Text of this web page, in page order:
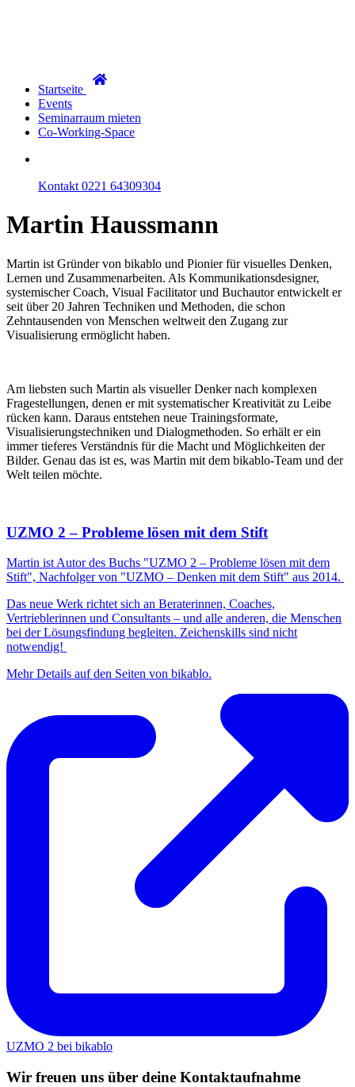
Startseite
Events
Seminarraum mieten
Co-Working-Space
Kontakt 0221 64309304
Martin Haussmann
Martin ist Gründer von bikablo und Pionier für visuelles Denken,
Lernen und Zusammenarbeiten. Als Kommunikationsdesigner,
systemischer Coach, Visual Facilitator und Buchautor entwickelt er
seit über 20 Jahren Techniken und Methoden, die schon
Zehntausenden von Menschen weltweit den Zugang zur
Visualisierung ermöglicht haben.
Am liebsten such Martin als visueller Denker nach komplexen
Fragestellungen, denen er mit systematischer Kreativität zu Leibe
rücken kann. Daraus entstehen neue Trainingsformate,
Visualisierungstechniken und Dialogmethoden. So erhält er ein
immer tieferes Verständnis für die Macht und Möglichkeiten der
Bilder. Genau das ist es, was Martin mit dem bikablo-Team und der
Welt teilen möchte.
UZMO 2 – Probleme lösen mit dem Stift
Martin ist Autor des Buchs "UZMO 2 – Probleme lösen mit dem
Stift", Nachfolger von "UZMO – Denken mit dem Stift" aus 2014.
Das neue Werk richtet sich an Beraterinnen, Coaches,
Vertrieblerinnen und Consultants – und alle anderen, die Menschen
bei der Lösungsfindung begleiten. Zeichenskills sind nicht
notwendig!
Mehr Details auf den Seiten von bikablo.
UZMO 2 bei bikablo
Wir freuen uns über deine Kontaktaufnahme